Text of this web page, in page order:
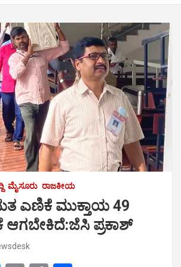
ಮೈಸೂರು ರಾಜಕೀಯ
ಎಣಿಕೆ ಮುಕ್ತಾಯ 49
ಆಗಬೇಕಿದೆ:ಜೆಸಿ ಪ್ರಕಾಶ್